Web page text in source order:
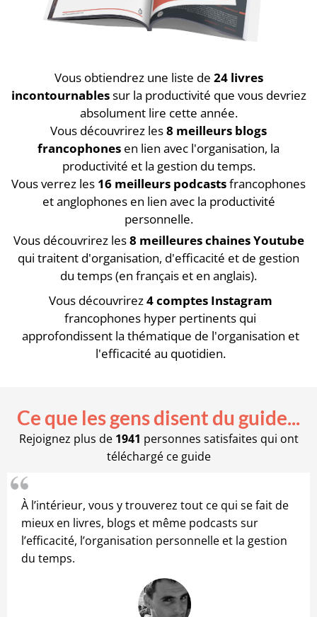
Vous obtiendrez une liste de 24 livres
incontournablessur la productivité que vous devriez
absolument lire cette année.
Vous découvrirez les8 meilleurs blogs
francophones en lien avec l'organisation, la
productivité et la gestion du temps.
Vous verrez les 16 meilleurs podcastsfrancophones
et anglophones en lien avec la productivité
personnelle.
Vous découvrirez les8 meilleures chaines Youtube
qui traitent d'organisation, d'efficacité et de gestion
du temps (en français et en anglais).
Vous découvrirez4 comptes Instagram
francophones hyper pertinents qui
approfondissent la thématique de l'organisation et
l'efficacité au quotidien.
Ce que les gens disent du guide...
Rejoignez plus de 1941 personnes satisfaites qui ont
téléchargé ce guide
À l’intérieur, vous y trouverez tout ce qui se fait de
mieux en livres, blogs et même podcasts sur
l’efficacité, l’organisation personnelle et la gestion
du temps.